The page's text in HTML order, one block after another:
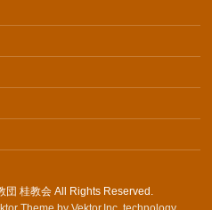
団 桂教会 All Rights Reserved.